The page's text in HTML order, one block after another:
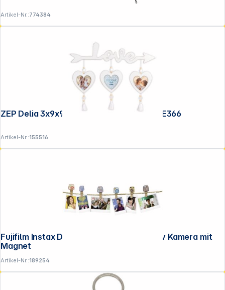
Artikel-Nr.:774384
ZEP Delia 3x9x9 Holz weiß Drei Herzen RE366
Artikel-Nr.:155516
Fujifilm Instax Design Clips 10er Set Motiv Kamera mit
Magnet
Artikel-Nr.:189254